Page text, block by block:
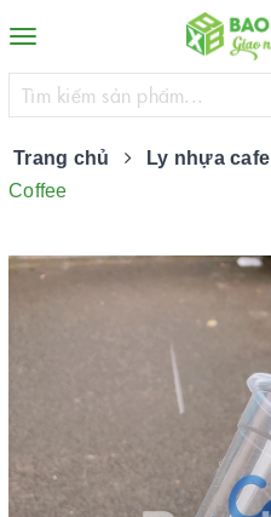
Toggle
navigation
Trang chủ Ly nhựa cafe
Coffee